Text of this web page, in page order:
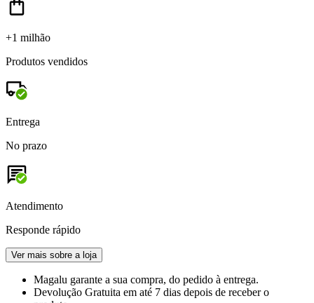
+1 milhão
Produtos vendidos
Entrega
No prazo
Atendimento
Responde rápido
Ver mais sobre a loja
Magalu garante a sua compra, do pedido à entrega.
Devolução Gratuita em até 7 dias depois de receber o